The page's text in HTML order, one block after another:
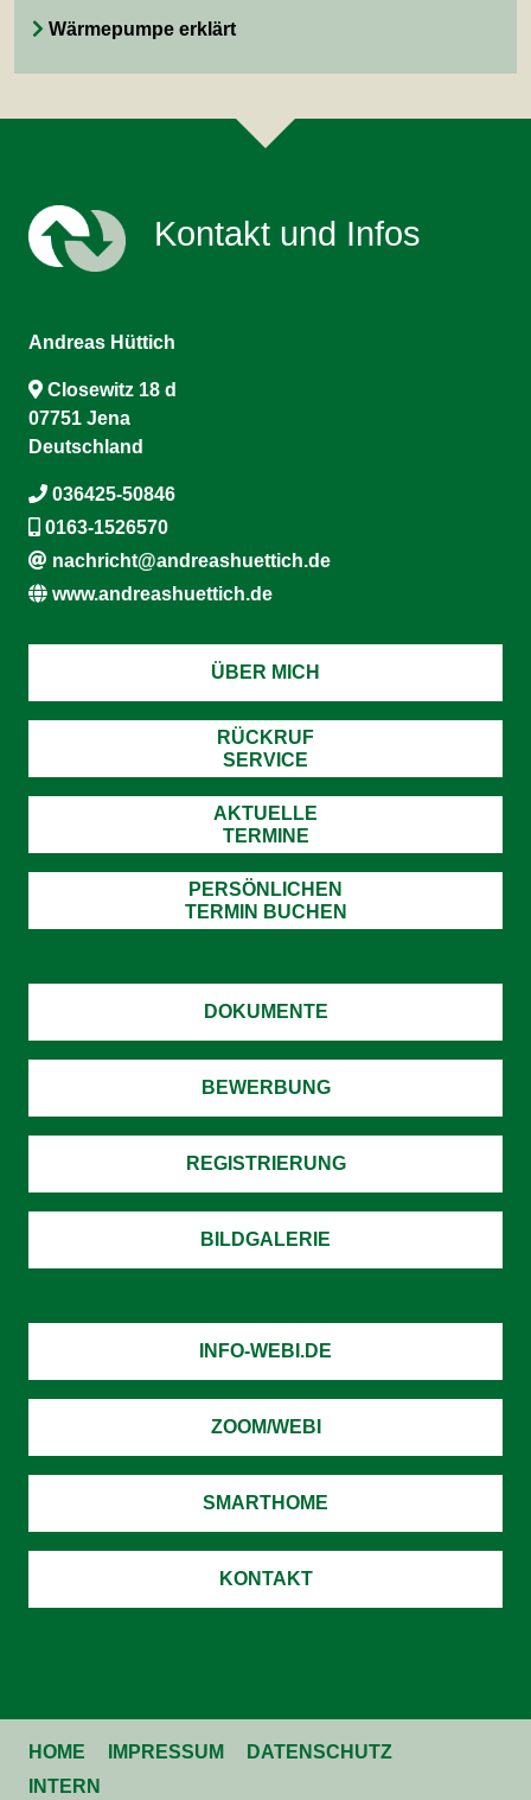
Wärmepumpe erklärt
Kontakt und Infos
Andreas Hüttich
Closewitz 18 d
07751 Jena
Deutschland
036425-50846
0163-1526570
nachricht@andreashuettich.de
www.andreashuettich.de
ÜBER MICH
RÜCKRUF
SERVICE
AKTUELLE
TERMINE
PERSÖNLICHEN
TERMIN BUCHEN
DOKUMENTE
BEWERBUNG
REGISTRIERUNG
BILDGALERIE
INFO-WEBI.DE
ZOOM/WEBI
SMARTHOME
KONTAKT
HOME IMPRESSUM
DATENSCHUTZ
INTERN